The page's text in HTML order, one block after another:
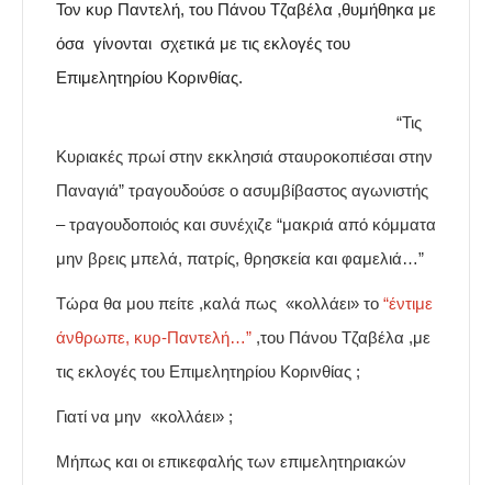
Τον κυρ Παντελή, του Πάνου Τζαβέλα ,θυμήθηκα με
όσα γίνονται σχετικά με τις εκλογές του
Επιμελητηρίου Κορινθίας.
“Τις
Κυριακές πρωί στην εκκλησιά σταυροκοπιέσαι στην
Παναγιά” τραγουδούσε ο ασυμβίβαστος αγωνιστής
– τραγουδοποιός και συνέχιζε “μακριά από κόμματα
μην βρεις μπελά, πατρίς, θρησκεία και φαμελιά…”
Τώρα θα μου πείτε ,καλά πως «κολλάει» το “έντιμε
άνθρωπε, κυρ-Παντελή…” ,του Πάνου Τζαβέλα ,με
τις εκλογές του Επιμελητηρίου Κορινθίας ;
Γιατί να μην «κολλάει» ;
Μήπως και οι επικεφαλής των επιμελητηριακών